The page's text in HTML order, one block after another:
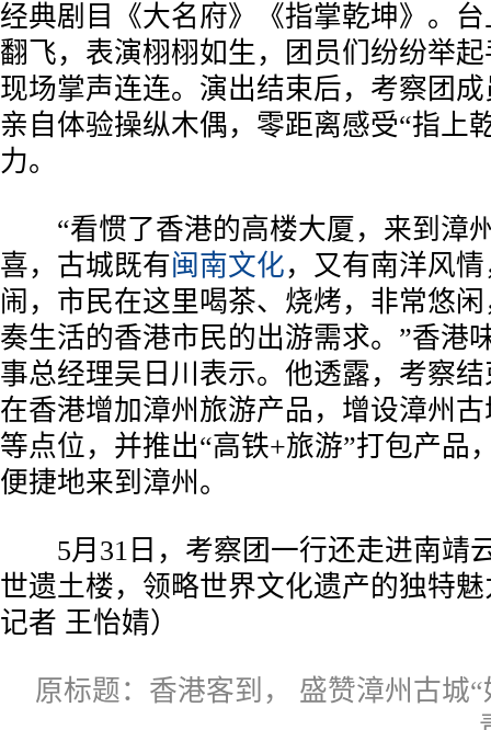
经典剧目《大名府》《指掌乾坤》。
翻飞，表演栩栩如生，团员们纷纷举
现场掌声连连。演出结束后，考察团
亲自体验操纵木偶，零距离感受“指上
力。
“看惯了香港的高楼大厦，来到漳
喜，古城既有闽南文化，又有南洋风
闹，市民在这里喝茶、烧烤，非常悠
奏生活的香港市民的出游需求。”香港
事总经理吴日川表示。他透露，考察
在香港增加漳州旅游产品，增设漳州
等点位，并推出“高铁+旅游”打包产品
便捷地来到漳州。
5月31日，考察团一行还走进南靖
世遗土楼，领略世界文化遗产的独特
记者 王怡婧）
原标题：香港客到， 盛赞漳州古城“